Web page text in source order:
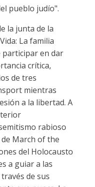
pueblo judío".
la junta de la
La familia
en dar
crítica,
de tres
mientras
a la libertad. A
rabioso
March of the
del Holocausto
a guiar a las
de sus